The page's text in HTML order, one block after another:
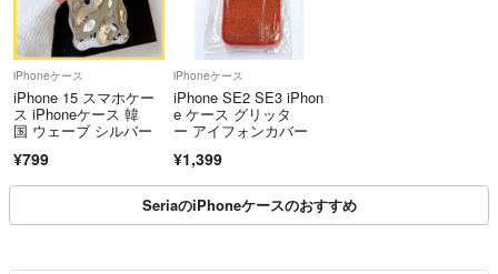
iPhoneケース
iPhone 15 スマホケー
ス iPhoneケース 韓
国 ウェーブ シルバー
¥799
iPhoneケース
iPhone SE2 SE3 iPhon
e ケース グリッタ
ー アイフォンカバー
¥1,399
SeriaのiPhoneケースのおすすめ